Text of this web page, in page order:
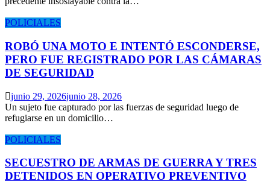
POLICIALES
ROBÓ UNA MOTO E INTENTÓ ESCONDERSE,
PERO FUE REGISTRADO POR LAS CÁMARAS
DE SEGURIDAD
junio 29, 2026junio 28, 2026
Un sujeto fue capturado por las fuerzas de seguridad luego de
refugiarse en un domicilio…
POLICIALES
SECUESTRO DE ARMAS DE GUERRA Y TRES
DETENIDOS EN OPERATIVO PREVENTIVO